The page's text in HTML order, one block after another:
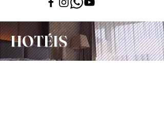
HOTÉIS